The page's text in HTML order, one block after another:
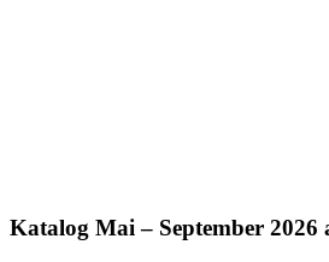
Katalog Mai – September 2026